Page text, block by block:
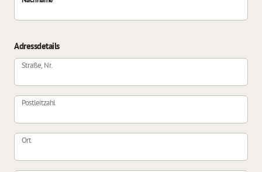
Adressdetails
Straße, Nr.
Postleitzahl
Ort